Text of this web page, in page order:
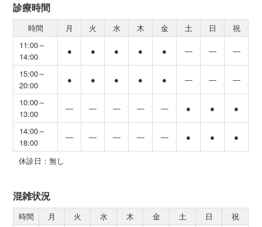
診療時間
時間 月 火 水 木 金 土 日
祝
11:00～
14:00
● ● ● ● ● ― ― ―
15:00～
20:00
● ● ● ● ● ― ― ―
10:00～
13:00
― ― ― ― ― ● ● ●
14:00～
18:00
― ― ― ― ― ● ● ●
休診日：無し
混雑状況
時間 月 火 水 木 金 土 日
祝